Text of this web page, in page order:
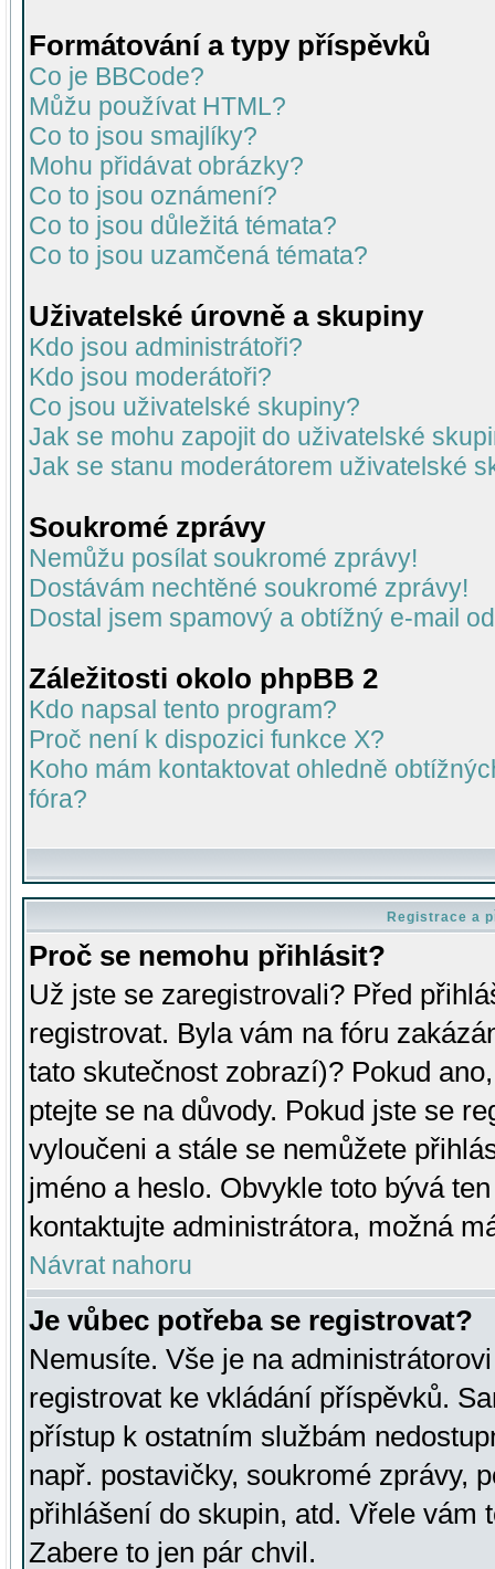
Formátování a typy příspěvků
Co je BBCode?
Můžu používat HTML?
Co to jsou smajlíky?
Mohu přidávat obrázky?
Co to jsou oznámení?
Co to jsou důležitá témata?
Co to jsou uzamčená témata?
Uživatelské úrovně a skupiny
Kdo jsou administrátoři?
Kdo jsou moderátoři?
Co jsou uživatelské skupiny?
Jak se mohu zapojit do uživatelské
Jak se stanu moderátorem uživatelské
Soukromé zprávy
Nemůžu posílat soukromé zprávy!
Dostávám nechtěné soukromé zprávy!
Dostal jsem spamový a obtížný e-mail
Záležitosti okolo phpBB 2
Kdo napsal tento program?
Proč není k dispozici funkce X?
Koho mám kontaktovat ohledně
fóra?
Registrace a
Proč se nemohu přihlásit?
Už jste se zaregistrovali? Před
registrovat. Byla vám na fóru
tato skutečnost zobrazí)? Pokud
ptejte se na důvody. Pokud jste se
vyloučeni a stále se nemůžete
jméno a heslo. Obvykle toto bývá
kontaktujte administrátora, možná
Návrat nahoru
Je vůbec potřeba se registrovat?
Nemusíte. Vše je na
registrovat ke vkládání příspěvků.
přístup k ostatním službám
např. postavičky, soukromé zprávy,
přihlášení do skupin, atd. Vřele vám
Zabere to jen pár chvil.